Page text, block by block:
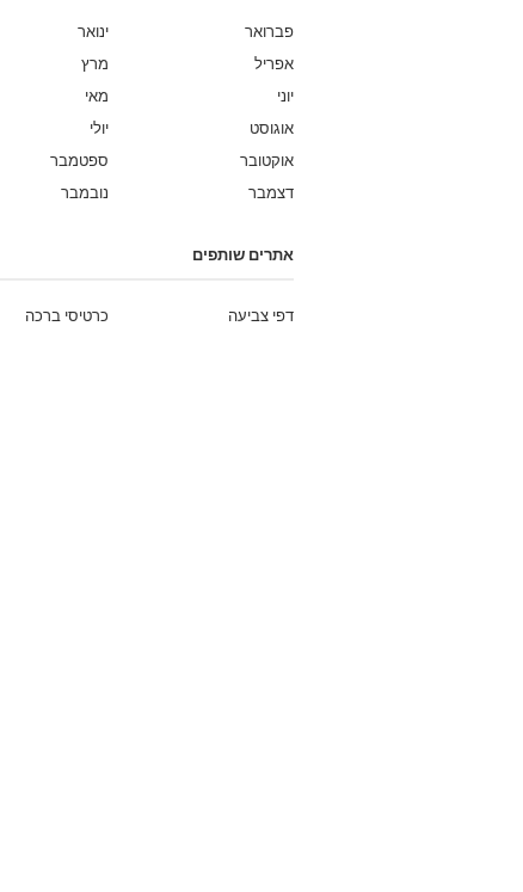
ינואר
פברואר
מרץ
אפריל
מאי
יוני
יולי
אוגוסט
ספטמבר
אוקטובר
נובמבר
דצמבר
אתרים שותפים
כרטיסי ברכה דפי צביעה